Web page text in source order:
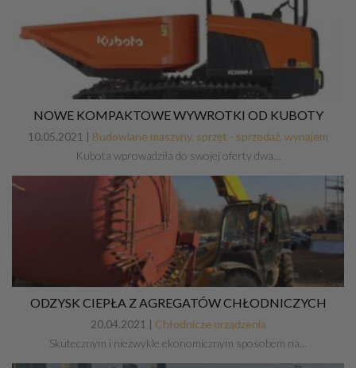
NOWE KOMPAKTOWE WYWROTKI OD KUBOTY
10.05.2021 | Budowlane maszyny, sprzęt - sprzedaż, wynajem
Kubota wprowadziła do swojej oferty dwa…
ODZYSK CIEPŁA Z AGREGATÓW CHŁODNICZYCH
20.04.2021 | Chłodnicze urządzenia
Skutecznym i niezwykle ekonomicznym sposobem na…